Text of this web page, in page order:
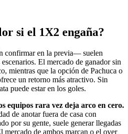
si el 1X2 engaña?
confirmar en la previa— suelen
El mercado de ganador sin
mientras que la opción de Pachuca o
un retorno más atractivo. Sin
puede estar en los goles.
equipos rara vez deja arco en cero.
de anotar fuera de casa con
por su gente, suele generar llegadas
mercado de ambos marcan o el over